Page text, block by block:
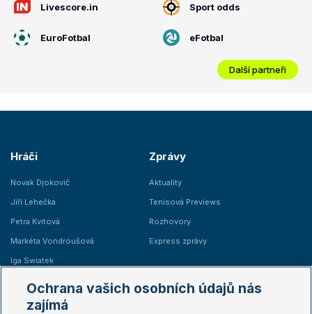
Livescore.in Sport odds
EuroFotbal eFotbal
Další partneři
Hráči
Novak Djokovič
Jiří Lehečka
Petra Kvitová
Markéta Vondroušová
Iga Swiatek
Zprávy
Aktuality
Tenisová Previews
Rozhovory
Express zprávy
Žebříčky
Ochrana vašich osobních údajů nás
zajímá